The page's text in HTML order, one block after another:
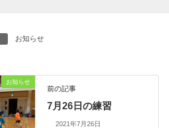
お知らせ
お知らせ
前の記事
7月26日の練習
2021年7月26日